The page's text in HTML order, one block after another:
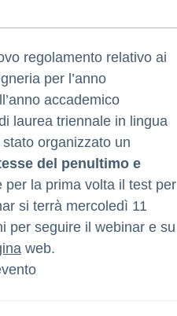
regolamento relativo ai
per l’anno
accademico
laurea triennale in lingua
organizzato un
del penultimo e
per la prima volta il test per
si terrà mercoledì 11
per seguire il webinar e su
web.